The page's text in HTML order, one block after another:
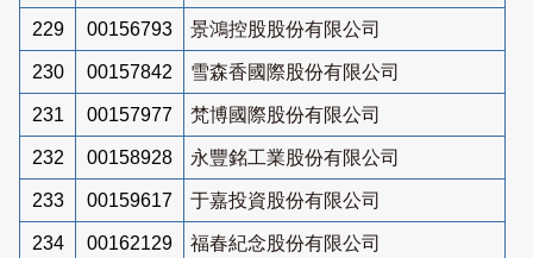
229 00156793 景鴻控股股份有限公司
230 00157842 雪森香國際股份有限公司
231 00157977 梵博國際股份有限公司
232 00158928 永豐銘工業股份有限公司
233 00159617 于嘉投資股份有限公司
234 00162129 福春紀念股份有限公司